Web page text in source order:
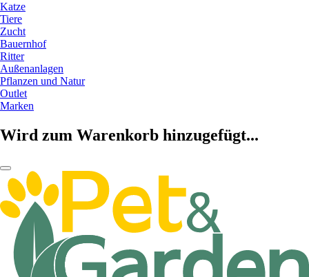
Katze
Tiere
Zucht
Bauernhof
Ritter
Außenanlagen
Pflanzen und Natur
Outlet
Marken
Wird zum Warenkorb hinzugefügt...